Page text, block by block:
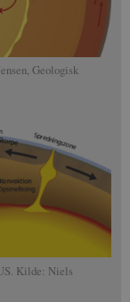
Geologisk
Kilde: Niels